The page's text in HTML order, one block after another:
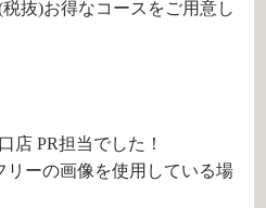
抜)お得なコースをご用意し
店 PR担当でした！
ーの画像を使用している場